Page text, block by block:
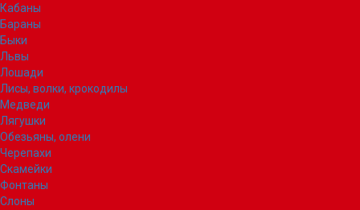
Кабаны
Бараны
Быки
Львы
Лошади
Лисы, волки, крокодилы
Медведи
Лягушки
Обезьяны, олени
Черепахи
Скамейки
Фонтаны
Слоны